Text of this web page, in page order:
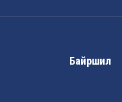
Байршил